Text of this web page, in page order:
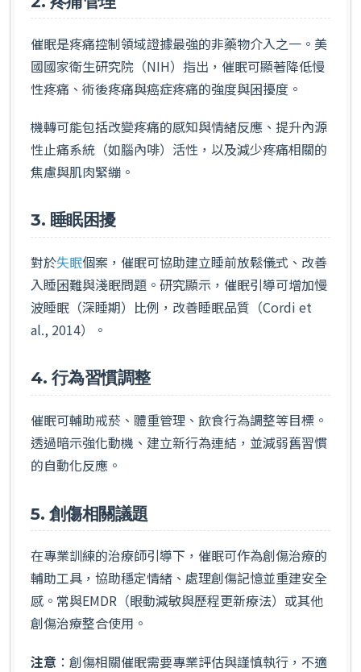
催眠是疼痛控制領域證據最強的非藥物介入之一。美
國國家衛生研究院（NIH）指出，催眠可顯著降低慢
性疼痛、術後疼痛與癌症疼痛的強度與困擾度。
機轉可能包括改變疼痛的感知與情緒反應、提升內源
性止痛系統（如腦內啡）活性，以及減少疼痛相關的
焦慮與肌肉緊繃。
3. 睡眠困擾
對於失眠個案，催眠可協助建立睡前放鬆儀式、改善
入睡困難與淺眠問題。研究顯示，催眠引導可增加慢
波睡眠（深睡期）比例，改善睡眠品質（Cordi et
al., 2014）。
4. 行為習慣調整
催眠可輔助戒菸、體重管理、飲食行為調整等目標。
透過暗示強化動機、建立新行為連結，並減弱舊習慣
的自動化反應。
5. 創傷相關議題
在專業訓練的治療師引導下，催眠可作為創傷治療的
輔助工具，協助穩定情緒、處理創傷記憶並重建安全
感。常與EMDR（眼動減敏與歷程更新療法）或其他
創傷治療整合使用。
注意 ：創傷相關催眠需要專業評估與謹慎執行，不適